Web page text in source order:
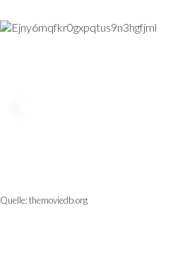
Quelle:themoviedb.org